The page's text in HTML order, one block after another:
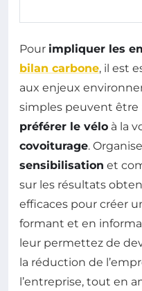
Pour impliquer les
bilan carbone, il est
aux enjeux
simples peuvent être
préférer le vélo à la
covoiturage.
sensibilisation et
sur les résultats
efficaces pour créer
formant et en
leur permettez de
la réduction de
l’entreprise, tout en